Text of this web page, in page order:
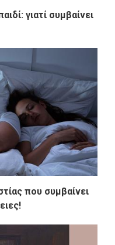
γιατί συμβαίνει
που συμβαίνει